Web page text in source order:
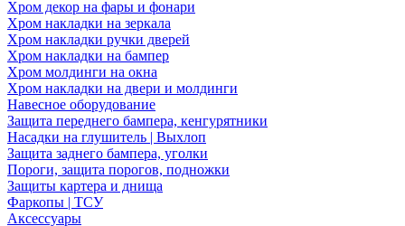
Хром декор на фары и фонари
Хром накладки на зеркала
Хром накладки ручки дверей
Хром накладки на бампер
Хром молдинги на окна
Хром накладки на двери и молдинги
Навесное оборудование
Защита переднего бампера, кенгурятники
Насадки на глушитель | Выхлоп
Защита заднего бампера, уголки
Пороги, защита порогов, подножки
Защиты картера и днища
Фаркопы | ТСУ
Аксессуары